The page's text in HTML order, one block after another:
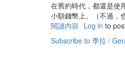
在舊約時代，都還是使
小額錢幣上。（不過，
閱讀內容 有
聖
Log in to
Subscribe to 季拉 /